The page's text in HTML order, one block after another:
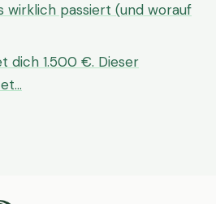
wirklich passiert (und worauf
dich 1.500 €. Dieser